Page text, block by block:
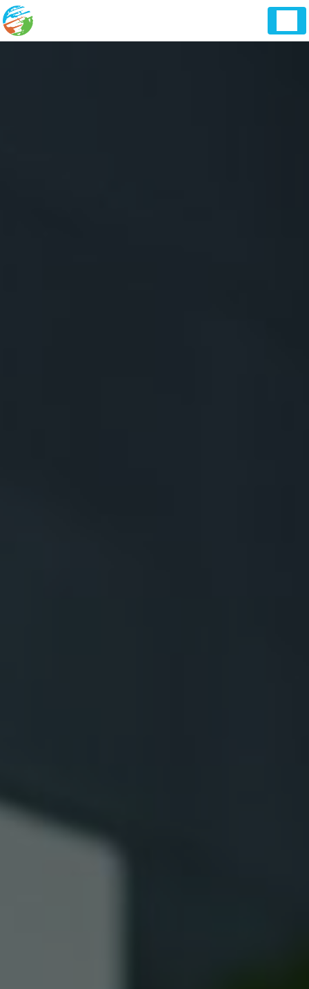
Panneau de gestion des cookies